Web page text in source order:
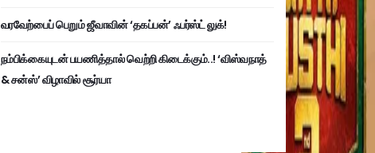
வரவேற்பைப் பெறும் ஜீவாவின் ‘தகப்பன்’ ஃபர்ஸ்ட் லுக்!
நம்பிக்கையுடன் பயணித்தால் வெற்றி கிடைக்கும்..! ‘விஸ்வநாத்
& சன்ஸ்’ விழாவில் சூர்யா